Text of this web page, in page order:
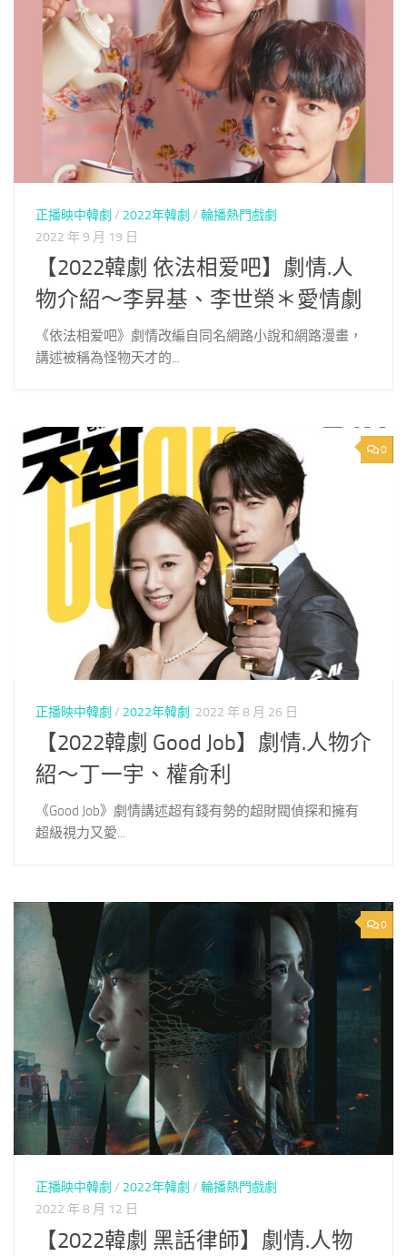
正播映中韓劇 / 2022年韓劇 / 輪播熱門戲劇
2022 年 9 月 19 日
【2022韓劇 依法相爱吧】劇情.人
物介紹～李昇基、李世榮＊愛情劇
《依法相爱吧》劇情改編自同名網路小說和網路漫畫，
講述被稱為怪物天才的...
0
正播映中韓劇 / 2022年韓劇 2022 年 8 月 26 日
【2022韓劇 Good Job】劇情.人物介
紹～丁一宇、權俞利
《Good Job》劇情講述超有錢有勢的超財閥偵探和擁有
超級視力又愛...
0
正播映中韓劇 / 2022年韓劇 / 輪播熱門戲劇
2022 年 8 月 12 日
【2022韓劇 黑話律師】劇情.人物